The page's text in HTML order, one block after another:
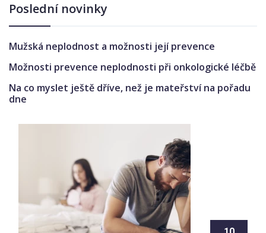
Poslední novinky
Mužská neplodnost a možnosti její prevence
Možnosti prevence neplodnosti při onkologické léčbě
Na co myslet ještě dříve, než je mateřství na pořadu
dne